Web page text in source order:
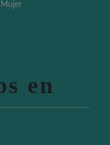
Mujer
en